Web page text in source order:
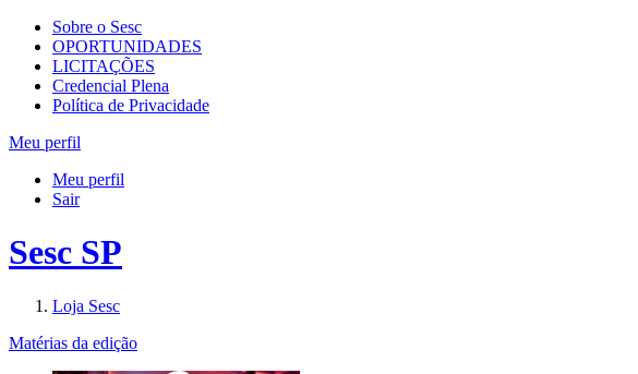
Sobre o Sesc
OPORTUNIDADES
LICITAÇÕES
Credencial Plena
Política de Privacidade
Meu perfil
Meu perfil
Sair
Sesc SP
Loja Sesc
Matérias da edição